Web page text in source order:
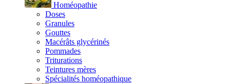
Homéopathie
Doses
Granules
Gouttes
Macérâts glycérinés
Pommades
Triturations
Teintures mères
Spécialités homéopathique